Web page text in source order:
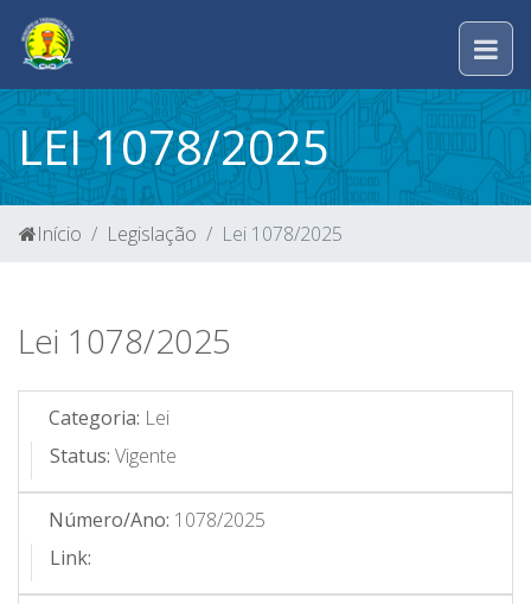
LEI 1078/2025
Início Legislação Lei 1078/2025
Lei 1078/2025
Categoria: Lei
Status: Vigente
Número/Ano: 1078/2025
Link: